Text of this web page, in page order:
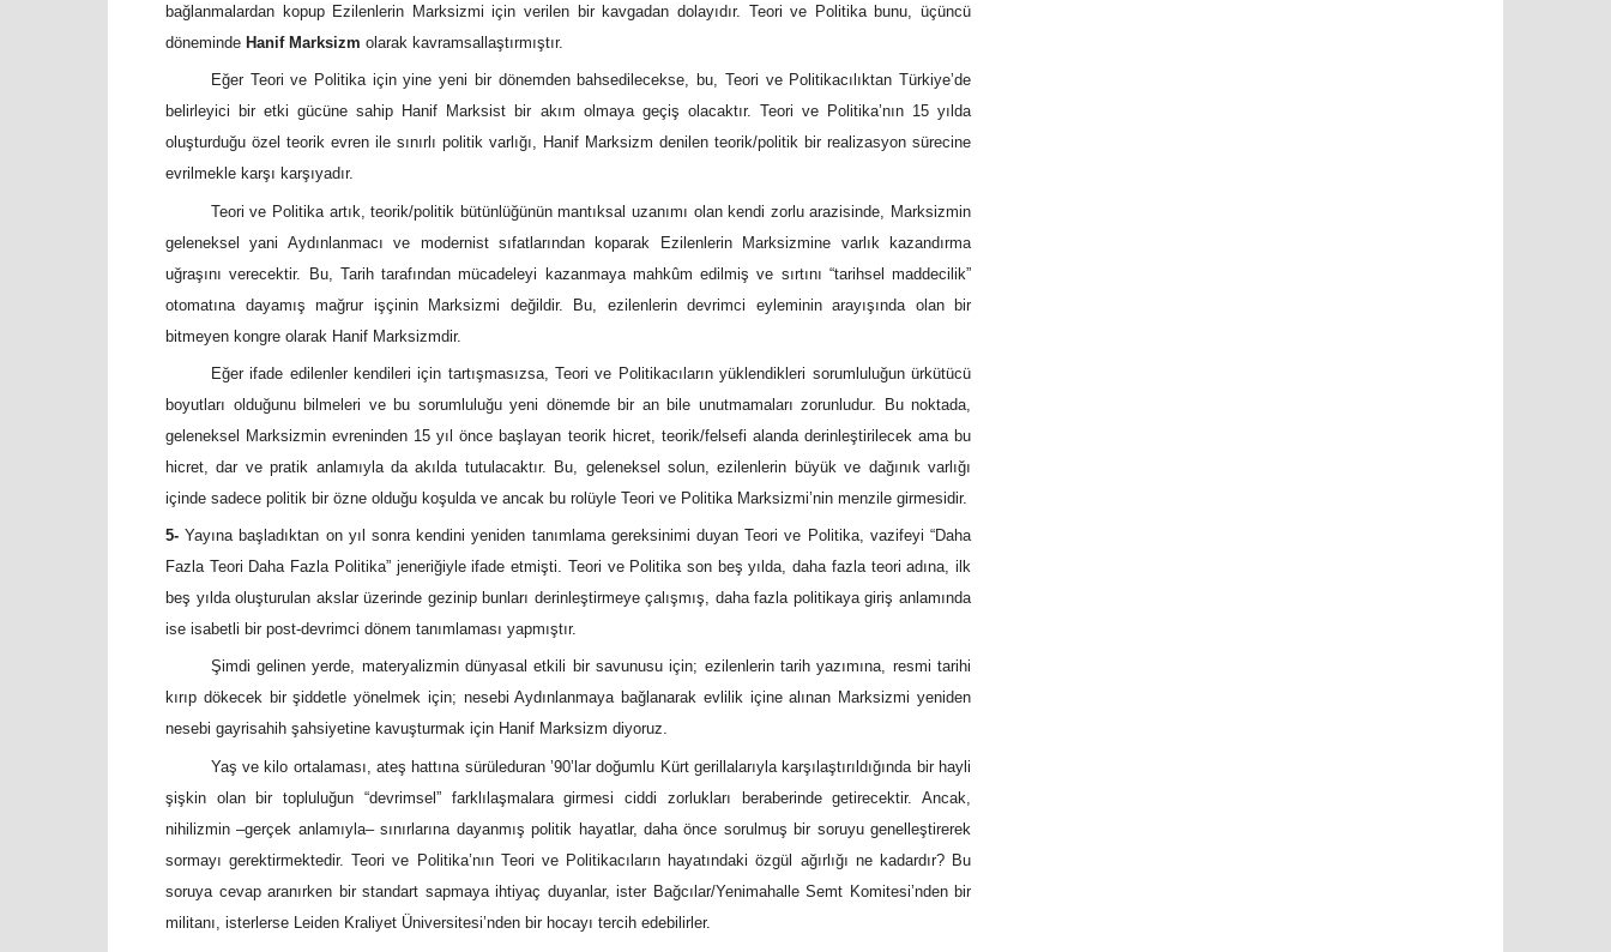
bağlanmalardan kopup Ezilenlerin Marksizmi için verilen bir kavgadan dolayıdır. Teori ve Politika bunu, üçüncü
döneminde Hanif Marksizm olarak kavramsallaştırmıştır.
Eğer Teori ve Politika için yine yeni bir dönemden bahsedilecekse, bu, Teori ve Politikacılıktan Türkiye’de
belirleyici bir etki gücüne sahip Hanif Marksist bir akım olmaya geçiş olacaktır. Teori ve Politika’nın 15 yılda
oluşturduğu özel teorik evren ile sınırlı politik varlığı, Hanif Marksizm denilen teorik/politik bir realizasyon sürecine
evrilmekle karşı karşıyadır.
Teori ve Politika artık, teorik/politik bütünlüğünün mantıksal uzanımı olan kendi zorlu arazisinde, Marksizmin
geleneksel yani Aydınlanmacı ve modernist sıfatlarından koparak Ezilenlerin Marksizmine varlık kazandırma
uğraşını verecektir. Bu, Tarih tarafından mücadeleyi kazanmaya mahkûm edilmiş ve sırtını “tarihsel maddecilik”
otomatına dayamış mağrur işçinin Marksizmi değildir. Bu, ezilenlerin devrimci eyleminin arayışında olan bir
bitmeyen kongre olarak Hanif Marksizmdir.
Eğer ifade edilenler kendileri için tartışmasızsa, Teori ve Politikacıların yüklendikleri sorumluluğun ürkütücü
boyutları olduğunu bilmeleri ve bu sorumluluğu yeni dönemde bir an bile unutmamaları zorunludur. Bu noktada,
geleneksel Marksizmin evreninden 15 yıl önce başlayan teorik hicret, teorik/felsefi alanda derinleştirilecek ama bu
hicret, dar ve pratik anlamıyla da akılda tutulacaktır. Bu, geleneksel solun, ezilenlerin büyük ve dağınık varlığı
içinde sadece politik bir özne olduğu koşulda ve ancak bu rolüyle Teori ve Politika Marksizmi’nin menzile girmesidir.
5- Yayına başladıktan on yıl sonra kendini yeniden tanımlama gereksinimi duyan Teori ve Politika, vazifeyi “Daha
Fazla Teori Daha Fazla Politika” jeneriğiyle ifade etmişti. Teori ve Politika son beş yılda, daha fazla teori adına, ilk
beş yılda oluşturulan akslar üzerinde gezinip bunları derinleştirmeye çalışmış, daha fazla politikaya giriş anlamında
ise isabetli bir post-devrimci dönem tanımlaması yapmıştır.
Şimdi gelinen yerde, materyalizmin dünyasal etkili bir savunusu için; ezilenlerin tarih yazımına, resmi tarihi
kırıp dökecek bir şiddetle yönelmek için; nesebi Aydınlanmaya bağlanarak evlilik içine alınan Marksizmi yeniden
nesebi gayrisahih şahsiyetine kavuşturmak için Hanif Marksizm diyoruz.
Yaş ve kilo ortalaması, ateş hattına sürüleduran ’90’lar doğumlu Kürt gerillalarıyla karşılaştırıldığında bir hayli
şişkin olan bir topluluğun “devrimsel” farklılaşmalara girmesi ciddi zorlukları beraberinde getirecektir. Ancak,
nihilizmin –gerçek anlamıyla– sınırlarına dayanmış politik hayatlar, daha önce sorulmuş bir soruyu genelleştirerek
sormayı gerektirmektedir. Teori ve Politika’nın Teori ve Politikacıların hayatındaki özgül ağırlığı ne kadardır? Bu
soruya cevap aranırken bir standart sapmaya ihtiyaç duyanlar, ister Bağcılar/Yenimahalle Semt Komitesi’nden bir
militanı, isterlerse Leiden Kraliyet Üniversitesi’nden bir hocayı tercih edebilirler.